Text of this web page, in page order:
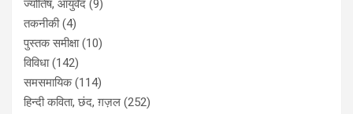
ज्योतिष, आयुर्वेद (9)
तकनीकी(4)
पुस्‍तक समीक्षा(10)
विविधा(142)
समसमायिक(114)
हिन्दी कविता, छंद, ग़ज़ल (252)